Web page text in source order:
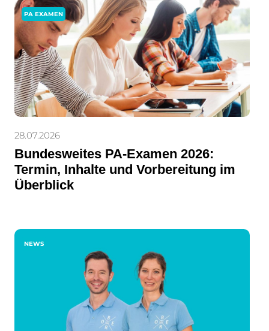
PA EXAMEN
28.07.2026
Bundesweites PA-Examen 2026:
Termin, Inhalte und Vorbereitung im
Überblick
NEWS